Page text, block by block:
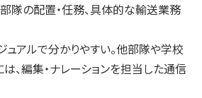
隊の配置・任務、具体的な輸送業務
アルで分かりやすい。他部隊や学校
、編集・ナレーションを担当した通信